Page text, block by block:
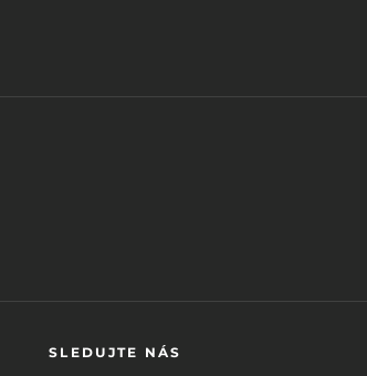
SLEDUJTE NÁS